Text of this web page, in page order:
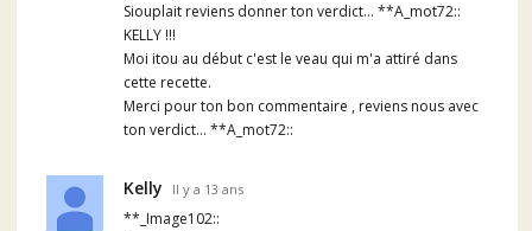
Siouplait reviens donner ton verdict... **A_mot72::
KELLY !!!
Moi itou au début c'est le veau qui m'a attiré dans
cette recette.
Merci pour ton bon commentaire , reviens nous avec
ton verdict... **A_mot72::
Kelly Il y a 13 ans
**_Image102::